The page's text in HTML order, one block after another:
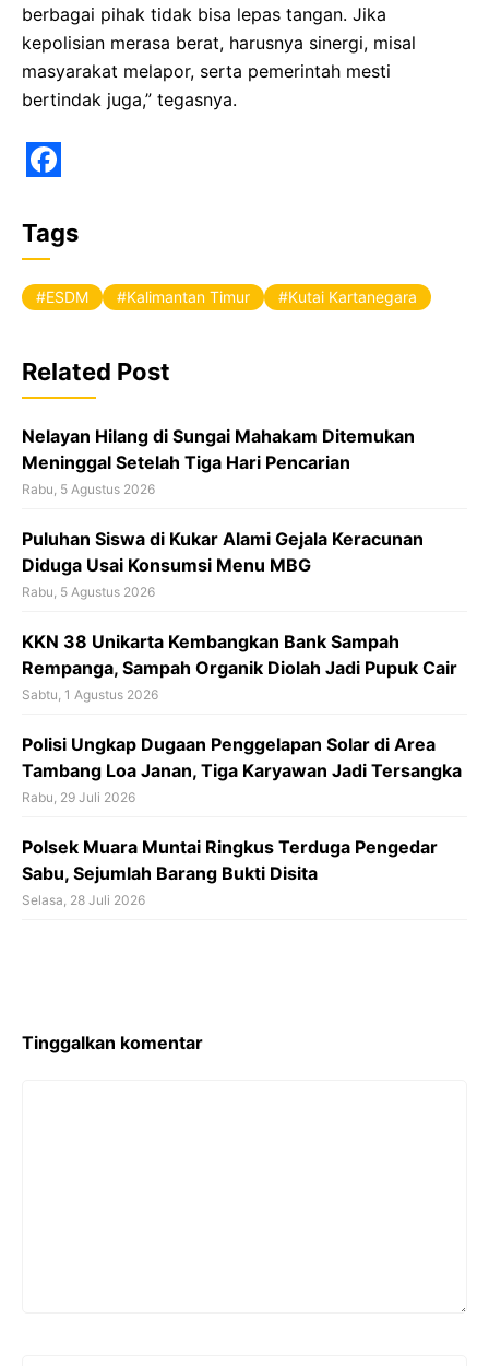
berbagai pihak tidak bisa lepas tangan. Jika
kepolisian merasa berat, harusnya sinergi, misal
masyarakat melapor, serta pemerintah mesti
bertindak juga,” tegasnya.
a
c
e
o
o
k
Tags
ESDM Kalimantan Timur Kutai Kartanegara
Related Post
Nelayan Hilang di Sungai Mahakam Ditemukan
Meninggal Setelah Tiga Hari Pencarian
Rabu, 5 Agustus 2026
Puluhan Siswa di Kukar Alami Gejala Keracunan
Diduga Usai Konsumsi Menu MBG
Rabu, 5 Agustus 2026
KKN 38 Unikarta Kembangkan Bank Sampah
Rempanga, Sampah Organik Diolah Jadi Pupuk Cair
Sabtu, 1 Agustus 2026
Polisi Ungkap Dugaan Penggelapan Solar di Area
Tambang Loa Janan, Tiga Karyawan Jadi Tersangka
Rabu, 29 Juli 2026
Polsek Muara Muntai Ringkus Terduga Pengedar
Sabu, Sejumlah Barang Bukti Disita
Selasa, 28 Juli 2026
Tinggalkan komentar